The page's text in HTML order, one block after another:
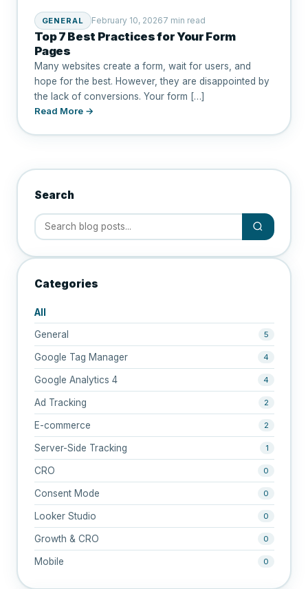
GENERAL February 10, 20267 min read
Top 7 Best Practices for Your Form
Pages
Many websites create a form, wait for users, and
hope for the best. However, they are disappointed by
the lack of conversions. Your form […]
Read More →
Search
Categories
All
General
5
Google Tag Manager 4
Google Analytics 4 4
Ad Tracking 2
E-commerce 2
Server-Side Tracking 1
CRO 0
Consent Mode 0
Looker Studio 0
Growth & CRO 0
Mobile 0